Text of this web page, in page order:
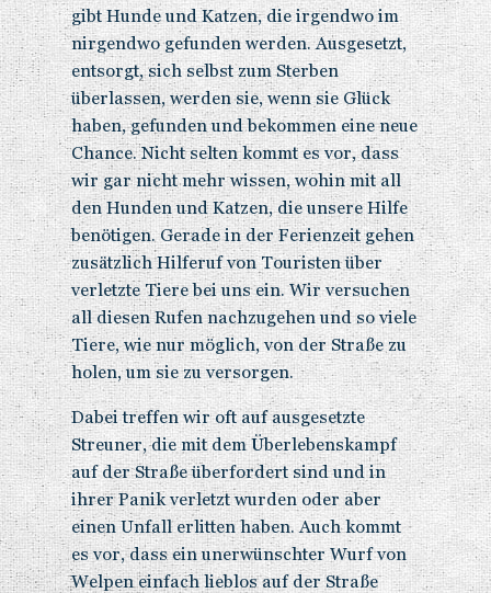
gibt Hunde und Katzen, die irgendwo im
nirgendwo gefunden werden. Ausgesetzt,
entsorgt, sich selbst zum Sterben
überlassen, werden sie, wenn sie Glück
haben, gefunden und bekommen eine neue
Chance. Nicht selten kommt es vor, dass
wir gar nicht mehr wissen, wohin mit all
den Hunden und Katzen, die unsere Hilfe
benötigen. Gerade in der Ferienzeit gehen
zusätzlich Hilferuf von Touristen über
verletzte Tiere bei uns ein. Wir versuchen
all diesen Rufen nachzugehen und so viele
Tiere, wie nur möglich, von der Straße zu
holen, um sie zu versorgen.
Dabei treffen wir oft auf ausgesetzte
Streuner, die mit dem Überlebenskampf
auf der Straße überfordert sind und in
ihrer Panik verletzt wurden oder aber
einen Unfall erlitten haben. Auch kommt
es vor, dass ein unerwünschter Wurf von
Welpen einfach lieblos auf der Straße